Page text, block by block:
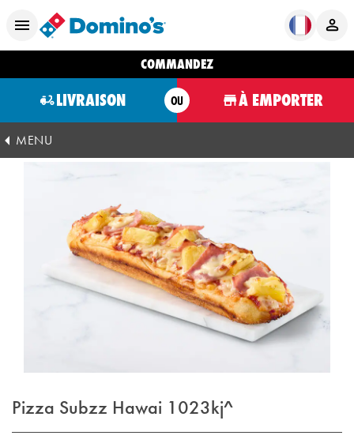
COMMANDEZ
LIVRAISON OU À EMPORTER
MENU
Pizza Subzz Hawai 1023kj^